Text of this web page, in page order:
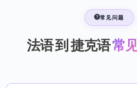
常见问题
法语 到 捷克语常